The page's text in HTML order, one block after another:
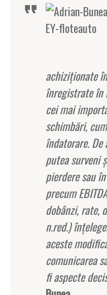
achiziţionate
înregistrate în
cei mai
schimbări,
îndatorare. De
putea surveni
pierdere sau
precum
dobânzi, rate,
n.red.)
aceste
comunicarea
fi aspecte